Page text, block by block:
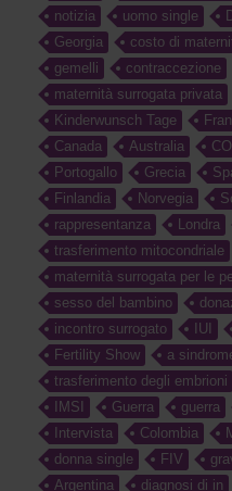
notizia
uomo single
Georgia
costo di
gemelli
contraccezione
maternità surrogata privata
Kinderwunsch Tage
Canada
Australia
Portogallo
Grecia
Finlandia
Norvegia
rappresentanza
Londra
trasferimento mitocondriale
maternità surrogata per le
sesso del bambino
incontro surrogato
IUI
Fertility Show
a
trasferimento degli embrioni
IMSI
Guerra guerra
Intervista
Colombia
donna single
FIV
Argentina
diagnosi di in